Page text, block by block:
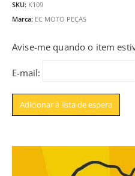
SKU: K109
Marca: EC MOTO PEÇAS
Avise-me quando o item
E-mail: